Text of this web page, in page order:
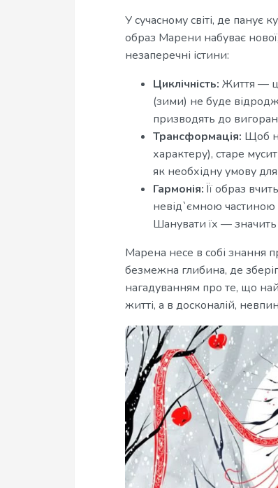
У сучасному світі, де панує
образ Марени набуває
незаперечні істини:
Циклічність: Життя —
(зими) не буде
призводять до
Трансформація: Щоб
характеру), старе
як необхідну умову
Гармонія: Її образ
невід`ємною частиною
Шанувати їх — значить
Марена несе в собі знання
безмежна глибина, де
нагадуванням про те, що
житті, а в досконалій,